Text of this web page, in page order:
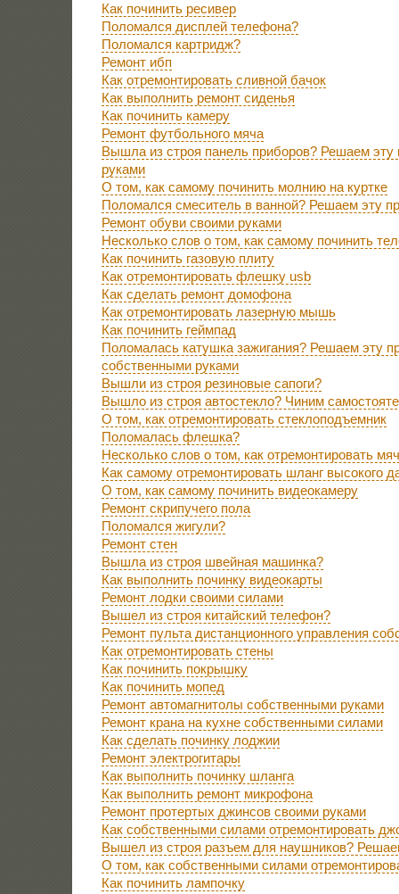
Как починить ресивер
Поломался дисплей телефона?
Поломался картридж?
Ремонт ибп
Как отремонтировать сливной бачок
Как выполнить ремонт сиденья
Как починить камеру
Ремонт футбольного мяча
Вышла из строя панель приборов? Решаем эту
руками
О том, как самому починить молнию на куртке
Поломался смеситель в ванной? Решаем эту
Ремонт обуви своими руками
Несколько слов о том, как самому починить
Как починить газовую плиту
Как отремонтировать флешку usb
Как сделать ремонт домофона
Как отремонтировать лазерную мышь
Как починить геймпад
Поломалась катушка зажигания? Решаем эту
собственными руками
Вышли из строя резиновые сапоги?
Вышло из строя автостекло? Чиним
О том, как отремонтировать стеклоподъемник
Поломалась флешка?
Несколько слов о том, как отремонтировать мяч
Как самому отремонтировать шланг высокого
О том, как самому починить видеокамеру
Ремонт скрипучего пола
Поломался жигули?
Ремонт стен
Вышла из строя швейная машинка?
Как выполнить починку видеокарты
Ремонт лодки своими силами
Вышел из строя китайский телефон?
Ремонт пульта дистанционного управления
Как отремонтировать стены
Как починить покрышку
Как починить мопед
Ремонт автомагнитолы собственными руками
Ремонт крана на кухне собственными силами
Как сделать починку лоджии
Ремонт электрогитары
Как выполнить починку шланга
Как выполнить ремонт микрофона
Ремонт протертых джинсов своими руками
Как собственными силами отремонтировать
Вышел из строя разъем для наушников?
О том, как собственными силами
Как починить лампочку